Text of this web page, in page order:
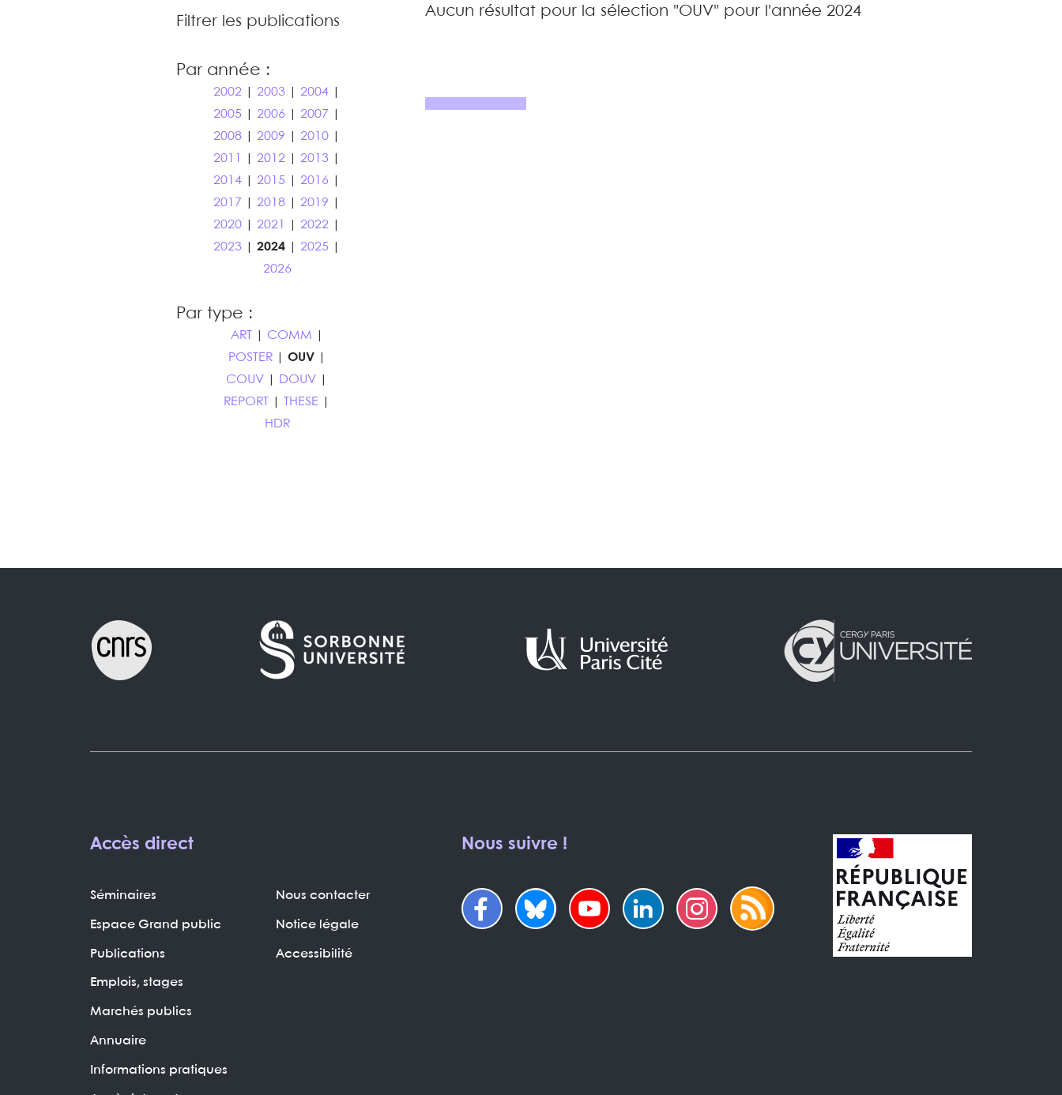
Filtrer les publications
Par année :
2002 |2003 |2004
2005 |2006 |2007
2008 |2009 |2010
2011
|2012 |2013
2014 |2015 |2016
2017 |2018 |2019
2020 |2021 |2022
2023 |2024 |2025
2026
Par type :
ART COMM
POSTER| OUV|
COUV
DOUV
REPORT
THESE
HDR
Aucun résultat pour la sélection "OUV" pour l'année 2024
Accès direct
Séminaires
Espace Grand public
Publications
Emplois, stages
Marchés publics
Annuaire
Informations pratiques
Nous contacter
Notice légale
Accessibilité
Nous suivre !